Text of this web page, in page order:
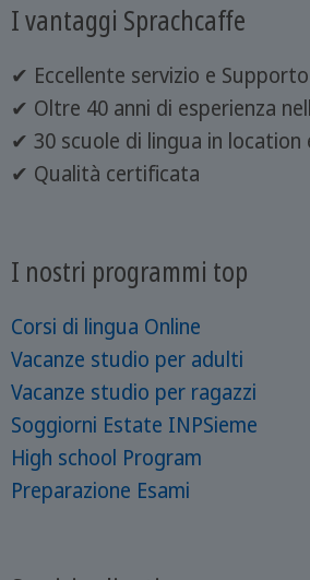
I vantaggi Sprachcaffe
✔ Eccellente servizio e
✔ Oltre 40 anni di esperienza
✔ 30 scuole di lingua in location
✔ Qualità certificata
I nostri programmi top
Corsi di lingua Online
Vacanze studio per adulti
Vacanze studio per ragazzi
Soggiorni Estate INPSieme
High school Program
Preparazione Esami